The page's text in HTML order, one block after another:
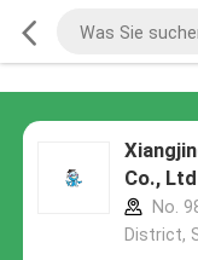
Co., Ltd
No.
District,